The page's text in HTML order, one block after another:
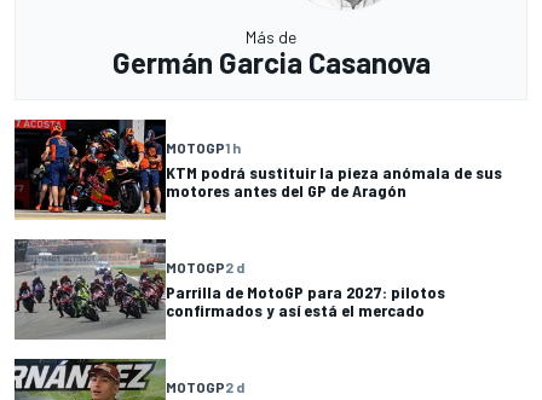
Más de
Germán Garcia Casanova
MOTOGP1 h
KTM podrá sustituir la pieza anómala de sus
motores antes del GP de Aragón
MOTOGP2 d
Parrilla de MotoGP para 2027: pilotos
confirmados y así está el mercado
MOTOGP2 d